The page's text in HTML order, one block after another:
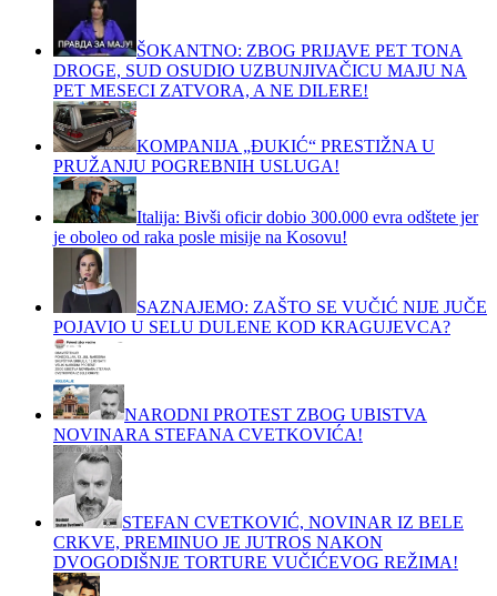
ŠOKANTNO: ZBOG PRIJAVE PET TONA
DROGE, SUD OSUDIO UZBUNJIVAČICU MAJU NA
PET MESECI ZATVORA, A NE DILERE!
KOMPANIJA „ĐUKIĆ“ PRESTIŽNA U
PRUŽANJU POGREBNIH USLUGA!
Italija: Bivši oficir dobio 300.000 evra odštete jer
je oboleo od raka posle misije na Kosovu!
SAZNAJEMO: ZAŠTO SE VUČIĆ NIJE JUČE
POJAVIO U SELU DULENE KOD KRAGUJEVCA?
NARODNI PROTEST ZBOG UBISTVA
NOVINARA STEFANA CVETKOVIĆA!
STEFAN CVETKOVIĆ, NOVINAR IZ BELE
CRKVE, PREMINUO JE JUTROS NAKON
DVOGODIŠNJE TORTURE VUČIĆEVOG REŽIMA!